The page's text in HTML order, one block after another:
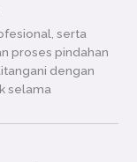
serta
proses pindahan
dengan
selama